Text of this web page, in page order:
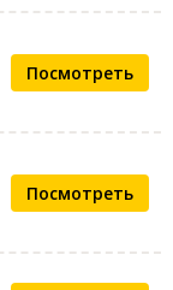
Посмотреть
Посмотреть